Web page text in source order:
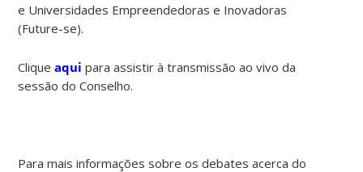
e Universidades Empreendedoras e Inovadoras
(Future-se).
Cliqueaquipara assistir à transmissão ao vivo da
sessão do Conselho.
Para mais informações sobre os debates acerca do